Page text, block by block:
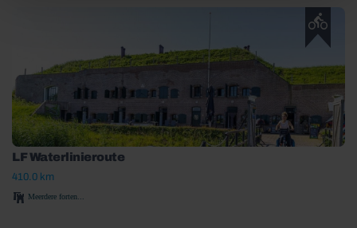
LF Waterlinieroute
410.0 km
Meerdere forten...